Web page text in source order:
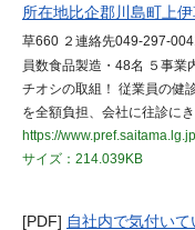
所在地比企郡川島町上
草660 ２連絡先049-297-
員数食品製造・48名 ５事業
チオシの取組！ 従業員の健
を全額負担、会社に往診に
https://
サイズ：214.039KB
[PDF] 自社内で気付い